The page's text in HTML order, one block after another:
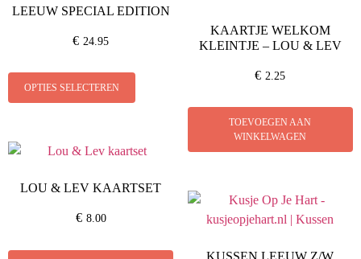
LEEUW SPECIAL EDITION
€ 24.95
OPTIES SELECTEREN
KAARTJE WELKOM
KLEINTJE – LOU & LEV
€ 2.25
TOEVOEGEN AAN
WINKELWAGEN
LOU & LEV KAARTSET
€ 8.00